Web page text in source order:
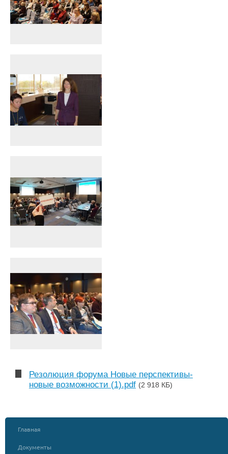
Резолюция форума Новые перспективы-
новые возможности (1).pdf (2 918 КБ)
Главная
Документы